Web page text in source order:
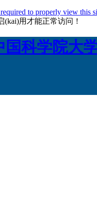
to properly view this
(kai)用才能正常访问！
国科学院大